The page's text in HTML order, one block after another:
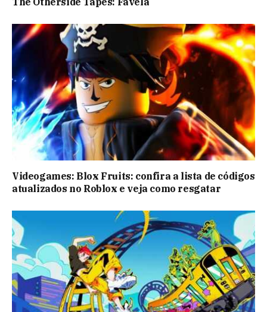
Videogames: Blox Fruits: confira a lista de códigos
atualizados no Roblox e veja como resgatar